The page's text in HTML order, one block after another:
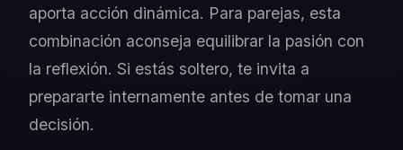
aporta acción dinámica. Para parejas, esta
combinación aconseja equilibrar la pasión con
la reflexión. Si estás soltero, te invita a
prepararte internamente antes de tomar una
decisión.